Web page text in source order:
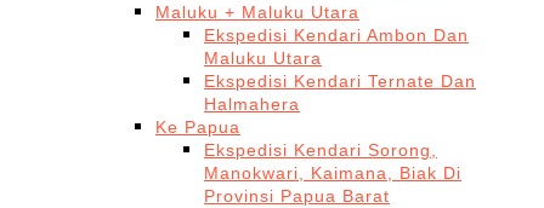
Maluku + Maluku Utara
Ekspedisi Kendari Ambon Dan
Maluku Utara
Ekspedisi Kendari Ternate Dan
Halmahera
Ke Papua
Ekspedisi Kendari Sorong,
Manokwari, Kaimana, Biak Di
Provinsi Papua Barat